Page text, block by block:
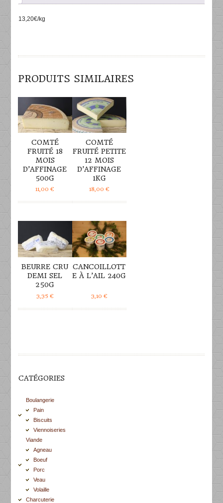
13,20€/kg
PRODUITS SIMILAIRES
COMTÉ
FRUITÉ 18
MOIS
D’AFFINAGE
500G
11,00€
COMTÉ
FRUITÉ PETITE
12 MOIS
D’AFFINAGE
1KG
18,00 €
BEURRE CRU
DEMI SEL
250G
3,35 €
CANCOILLOTT
E À L’AIL 240G
3,10 €
CATÉGORIES
Boulangerie
Pain
Biscuits
Viennoiseries
Viande
Agneau
Boeuf
Porc
Veau
Volaille
Charcuterie